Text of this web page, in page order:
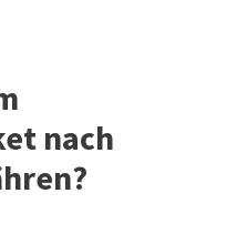
nach